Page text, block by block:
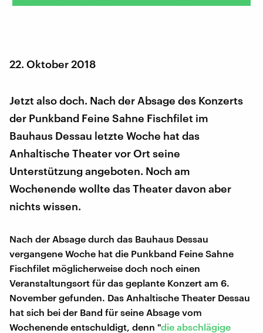
22. Oktober 2018
Jetzt also doch. Nach der Absage des Konzerts
der Punkband Feine Sahne Fischfilet im
Bauhaus Dessau letzte Woche hat das
Anhaltische Theater vor Ort seine
Unterstützung angeboten. Noch am
Wochenende wollte das Theater davon aber
nichts wissen.
Nach der Absage durch das Bauhaus Dessau
vergangene Woche hat die Punkband Feine Sahne
Fischfilet möglicherweise doch noch einen
Veranstaltungsort für das geplante Konzert am 6.
November gefunden. Das Anhaltische Theater Dessau
hat sich bei der Band für seine Absage vom
Wochenende entschuldigt, denn "die abschlägige